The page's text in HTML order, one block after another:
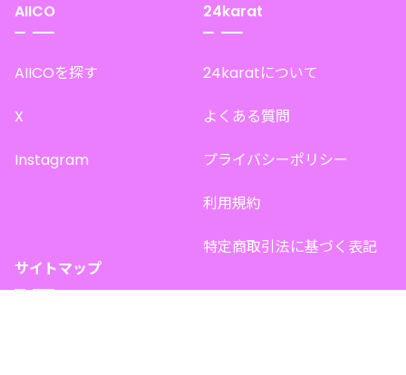
AIICO
AIICOを探す
X
Instagram
24karat
24karatについて
よくある質問
プライバシーポリシー
利用規約
特定商取引法に基づく表記
サイトマップ